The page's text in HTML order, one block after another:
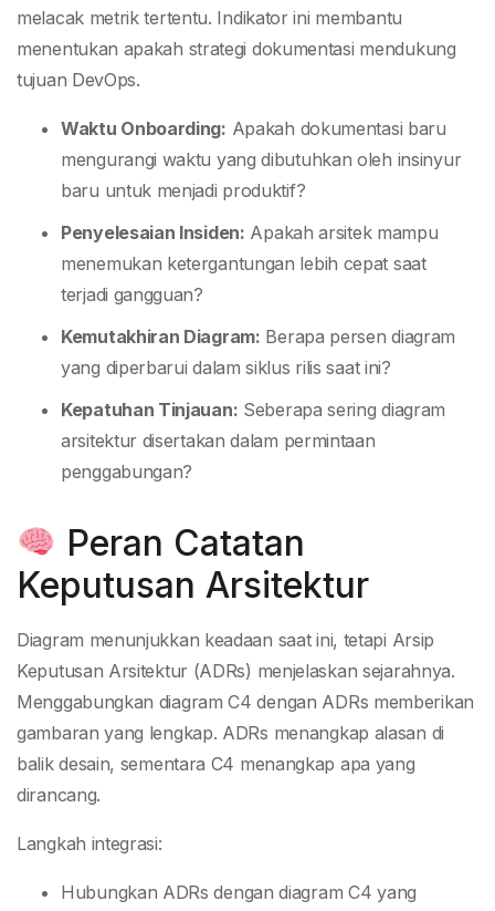
melacak metrik tertentu. Indikator ini membantu
menentukan apakah strategi dokumentasi mendukung
tujuan DevOps.
Waktu Onboarding: Apakah dokumentasi baru
mengurangi waktu yang dibutuhkan oleh insinyur
baru untuk menjadi produktif?
Penyelesaian Insiden: Apakah arsitek mampu
menemukan ketergantungan lebih cepat saat
terjadi gangguan?
Kemutakhiran Diagram: Berapa persen diagram
yang diperbarui dalam siklus rilis saat ini?
Kepatuhan Tinjauan: Seberapa sering diagram
arsitektur disertakan dalam permintaan
penggabungan?
Peran Catatan
Keputusan Arsitektur
Diagram menunjukkan keadaan saat ini, tetapi Arsip
Keputusan Arsitektur (ADRs) menjelaskan sejarahnya.
Menggabungkan diagram C4 dengan ADRs memberikan
gambaran yang lengkap. ADRs menangkap alasan di
balik desain, sementara C4 menangkap apa yang
dirancang.
Langkah integrasi:
Hubungkan ADRs dengan diagram C4 yang